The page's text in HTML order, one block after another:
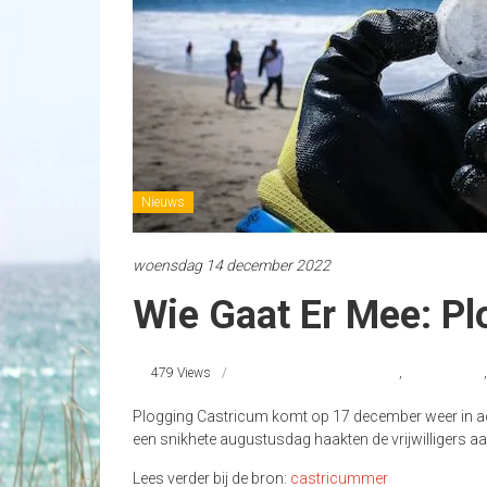
Nieuws
woensdag 14 december 2022
Wie Gaat Er Mee:
479 Views , ,
Plogging Castricum komt op 17 december weer in
een snikhete augustusdag haakten de vrijwilligers
Lees verder bij de bron: castricummer